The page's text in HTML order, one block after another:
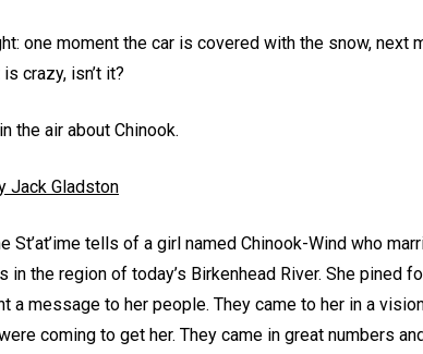
one moment the car is covered with the snow, next
crazy, isn’t it?
the air about Chinook.
Jack Gladston
St’at’ime tells of a girl named Chinook-Wind who
the region of today’s Birkenhead River. She pined
a message to her people. They came to her in a
coming to get her. They came in great numbers and